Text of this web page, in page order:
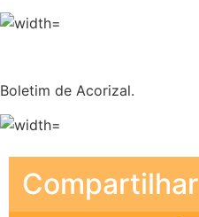
Boletim de Acorizal.
Compartilhar